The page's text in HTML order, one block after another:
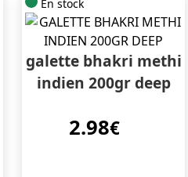
En stock
galette bhakri methi
indien 200gr deep
2.98€